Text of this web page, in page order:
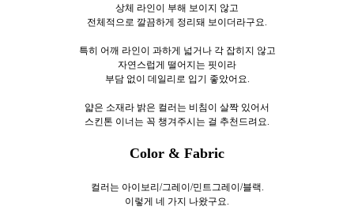
상체 라인이 부해 보이지 않고
전체적으로 깔끔하게 정리돼 보이더라구요.
특히 어깨 라인이 과하게 넓거나 각 잡히지 않고
자연스럽게 떨어지는 핏이라
부담 없이 데일리로 입기 좋았어요.
얇은 소재라 밝은 컬러는 비침이 살짝 있어서
스킨톤 이너는 꼭 챙겨주시는 걸 추천드려요.
Color & Fabric
컬러는 아이보리/그레이/민트그레이/블랙.
이렇게 네 가지 나왔구요.